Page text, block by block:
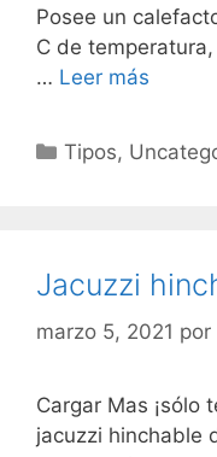
Posee un
C de
… Leer más
Categorías
Tipos,
Jacuzzi
marzo 5, 2021 por
Cargar Mas ¡sólo
jacuzzi hinchable